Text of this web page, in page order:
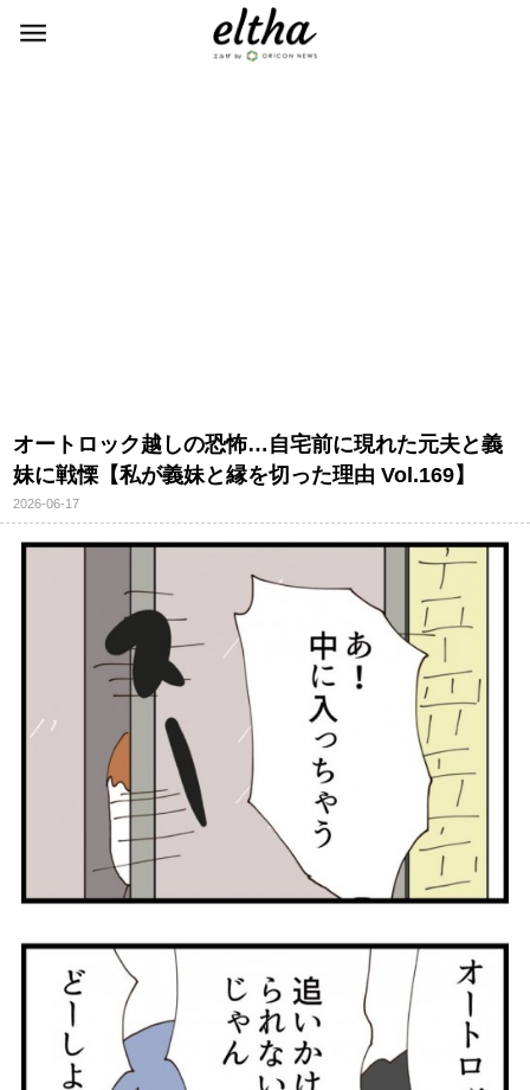
オートロック越しの恐怖…自宅前に現れた元夫と義
妹に戦慄【私が義妹と縁を切った理由 Vol.169】
2026-06-17